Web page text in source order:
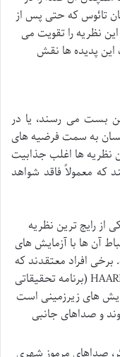
تائوس که حتی پس از
نظریه را تقویت می
پدیده ها نقش
بست می رسند، یا در
به سمت فرضیه های
نظریه ها اغلب جذابیت
که معمولاً فاقد شواهد
از رایج ترین نظریه
آن ها با آزمایش های
افراد معتقدند که
این صداها ناشی از پروژه هایی مانند HAARP (برنامه تحقیقاتی
های زیرزمینی است
و صداهای جانبی